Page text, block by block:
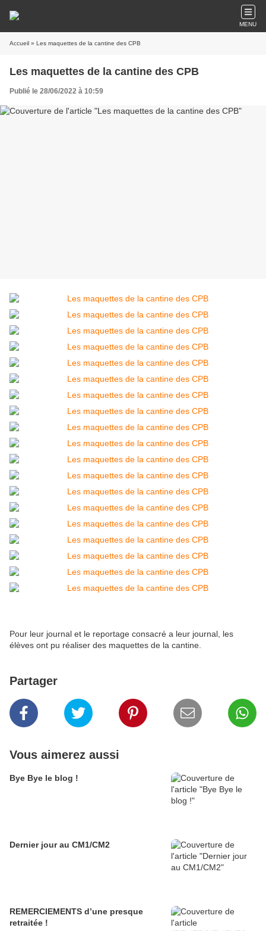
MENU
Accueil » Les maquettes de la cantine des CPB
Les maquettes de la cantine des CPB
Publié le 28/06/2022 à 10:59
Pour leur journal et le reportage consacré a leur journal, les
élèves ont pu réaliser des maquettes de la cantine.
Partager
Vous aimerez aussi
Bye Bye le blog !
Dernier jour au CM1/CM2
REMERCIEMENTS d’une presque
retraitée !